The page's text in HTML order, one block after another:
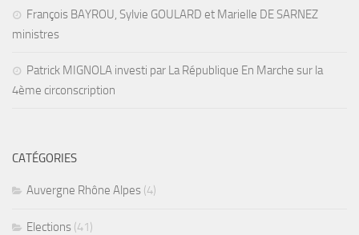
François BAYROU, Sylvie GOULARD et Marielle DE SARNEZ
ministres
Patrick MIGNOLA investi par La République En Marche sur la
4ème circonscription
CATÉGORIES
Auvergne Rhône Alpes (4)
Elections (41)